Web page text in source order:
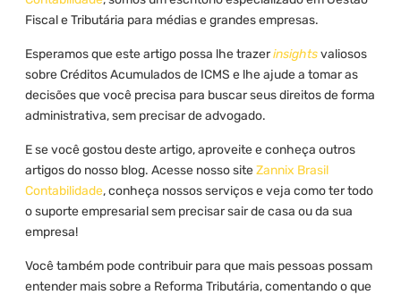
Fiscal e Tributária para médias e grandes empresas.
Esperamos que este artigo possa lhe trazerinsightsvaliosos
sobre Créditos Acumulados de ICMS e lhe ajude a tomar as
decisões que você precisa para buscar seus direitos de forma
administrativa, sem precisar de advogado.
E se você gostou deste artigo, aproveite e conheça outros
artigos do nosso blog. Acesse nosso siteZannix Brasil
Contabilidade, conheça nossos serviços e veja como ter todo
o suporte empresarial sem precisar sair de casa ou da sua
empresa!
Você também pode contribuir para que mais pessoas possam
entender mais sobre a Reforma Tributária, comentando o que